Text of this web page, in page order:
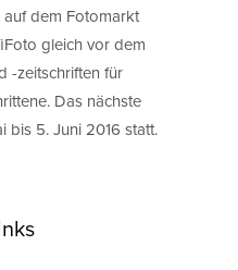
dem Fotomarkt
gleich vor dem
-zeitschriften für
Das nächste
bis 5. Juni 2016 statt.